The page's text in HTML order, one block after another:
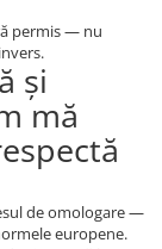
permis — nu
și
mă
de omologare —
europene.